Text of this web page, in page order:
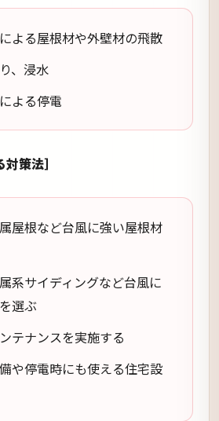
よる屋根材や外壁材の飛散
、浸水
よる停電
策法］
屋根など台風に強い屋根材
系サイディングなど台風に
選ぶ
テナンスを実施する
や停電時にも使える住宅設